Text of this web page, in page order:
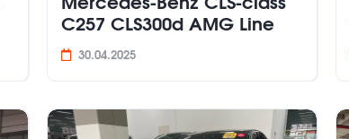
Mercedes-Benz CLS-class
C257 СLS300d AMG Line
30.04.2025